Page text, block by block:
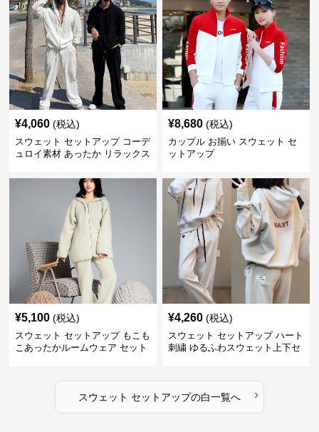
¥4,060 (税込)
スウェット セットアップ コーデ
ュロイ素材 あったか リラックス
¥8,680 (税込)
カップル お揃い スウェット セ
ットアップ
¥5,100 (税込)
スウェット セットアップ もこも
こあったかルームウェア セット
¥4,260 (税込)
スウェット セットアップ ハート
刺繍 ゆるふわスウェット上下セ
スウェット セットアップの白一覧へ ›